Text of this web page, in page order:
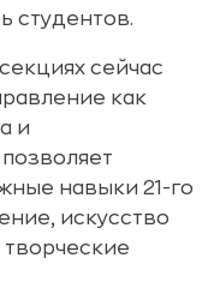
студентов.
сейчас
как
и
навыки 21-го
искусство